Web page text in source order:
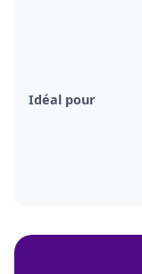
Idéal pour